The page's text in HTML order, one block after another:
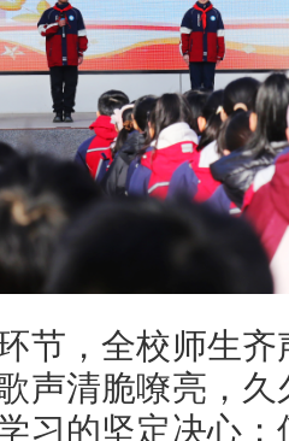
节，全校师生
声清脆嘹亮，
习的坚定决心